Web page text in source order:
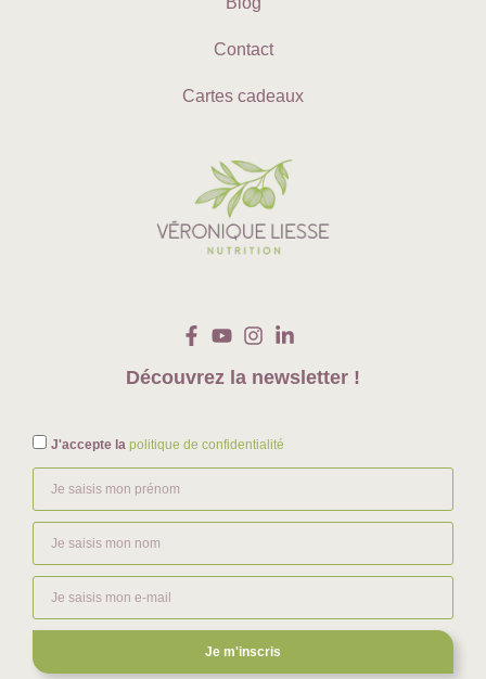
Contact
Cartes cadeaux
Découvrez la newsletter !
J'accepte la politique de confidentialité
Je m'inscris